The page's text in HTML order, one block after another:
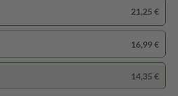
21,25 €
16,99 €
14,35 €